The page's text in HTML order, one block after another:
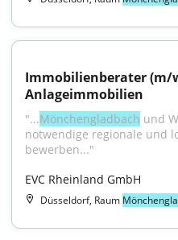
Immobilienberater (m/
Anlageimmobilien
"...Mönchengladbach und
notwendige regionale und
bewerben..."
EVC Rheinland GmbH
Düsseldorf, Raum